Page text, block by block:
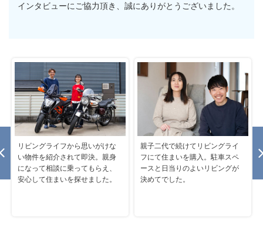
インタビューにご協力頂き、誠にありがとうございました。
リビングライフから思いがけな
い物件を紹介されて即決。親身
になって相談に乗ってもらえ、
安心して住まいを探せました。
親子二代で続けてリビングライ
フにて住まいを購入。駐車スペ
ースと日当りのよいリビングが
決めてでした。